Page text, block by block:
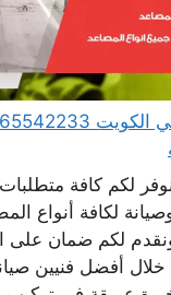
لكم كافة
لكافة أنواع
ونقدم لكم ضمان على
خلال أفضل فنيين